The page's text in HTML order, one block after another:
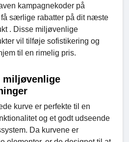
kampagnekoder på
særlige rabatter på dit næste
. Disse miljøvenlige
vil tilføje sofistikering og
til en rimelig pris.
miljøvenlige
kurve er perfekte til en
og et godt udseende
Da kurvene er